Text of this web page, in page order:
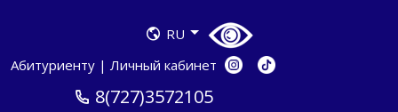
RU
Абитуриенту | Личный кабинет
8(727)3572105